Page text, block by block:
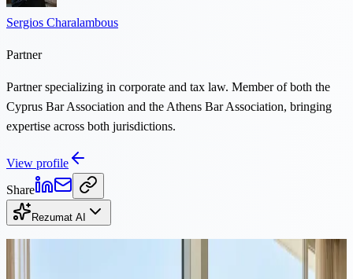
Sergios Charalambous
Partner
Partner specializing in corporate and tax law. Member of both the
Cyprus Bar Association and the Athens Bar Association, bringing
expertise across both jurisdictions.
View profile
Share
Rezumat AI